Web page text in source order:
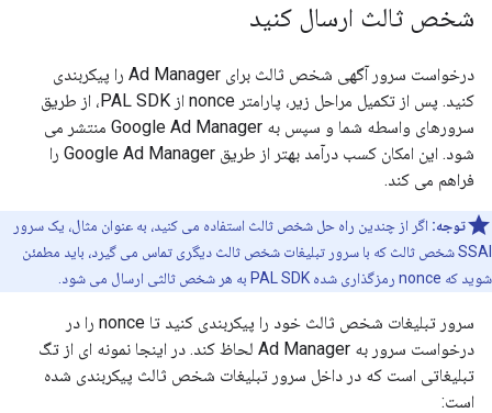
شخص ثالث ارسال کنید
درخواست سرور آگهی شخص ثالث برای Ad Manager را پیکربندی
کنید. پس از تکمیل مراحل زیر، پارامتر nonce از PAL SDK، از طریق
سرورهای واسطه شما و سپس به Google Ad Manager منتشر می
شود. این امکان کسب درآمد بهتر از طریق Google Ad Manager را
فراهم می کند.
توجه: اگر از چندین راه حل شخص ثالث استفاده می کنید، به عنوان مثال، یک سرور
SSAI شخص ثالث که با سرور تبلیغات شخص ثالث دیگری تماس می گیرد، باید مطمئن
شوید که nonce رمزگذاری شده PAL SDK به هر شخص ثالثی ارسال می شود.
سرور تبلیغات شخص ثالث خود را پیکربندی کنید تا nonce را در
درخواست سرور به Ad Manager لحاظ کند. در اینجا نمونه ای از تگ
تبلیغاتی است که در داخل سرور تبلیغات شخص ثالث پیکربندی شده
است: